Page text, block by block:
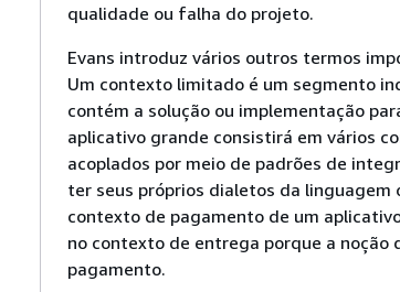
qualidade ou falha do projeto.
Evans introduz vários outros termos
Um contexto limitado é um segmento
contém a solução ou implementação
aplicativo grande consistirá em vários
acoplados por meio de padrões de
ter seus próprios dialetos da linguagem
contexto de pagamento de um
no contexto de entrega porque a
pagamento.